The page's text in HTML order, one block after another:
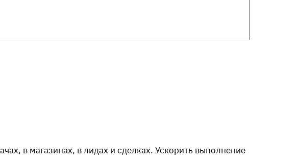
в магазинах, в лидах и сделках. Ускорить выполнение